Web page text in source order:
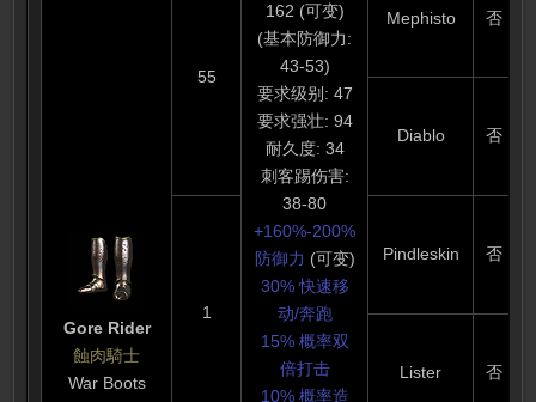
Gore Rider
蝕肉騎士
War Boots
55
162 (可变)
(基本防御力:
43-53)
要求级别: 47
要求强壮: 94
耐久度: 34
刺客踢伤害:
38-80
+160%-200%
防御力 (可变)
30% 快速移
动/奔跑
15% 概率双
倍打击
10% 概率造
Mephisto 否
Diablo 否
1
Pindleskin 否
Lister 否